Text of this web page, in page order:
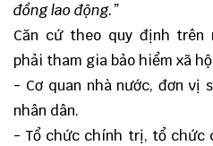
đồng lao động.”
Căn cứ theo quy định trên
phải tham gia bảo hiểm xã
- Cơ quan nhà nước, đơn vị
nhân dân.
- Tổ chức chính trị, tổ